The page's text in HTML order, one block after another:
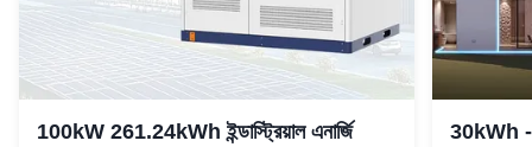
100kW 261.24kWh ইন্ডাস্ট্রিয়াল এনার্জি
30kWh -